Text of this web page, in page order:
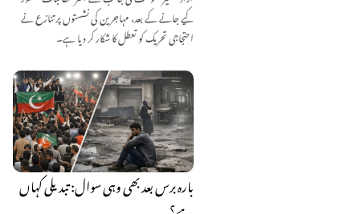
کیے جانے کے بعد، مہاجرین کی نشستوں پر تنازع نے
احتجاجی تحریک کو تعطل کا شکار کر دیا ہے۔
بارہ برس بعد بھی وہی سوال: تبدیلی کہاں